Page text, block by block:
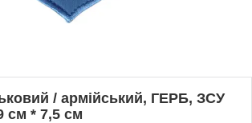
/ армійський, ГЕРБ, ЗСУ
см * 7,5 см